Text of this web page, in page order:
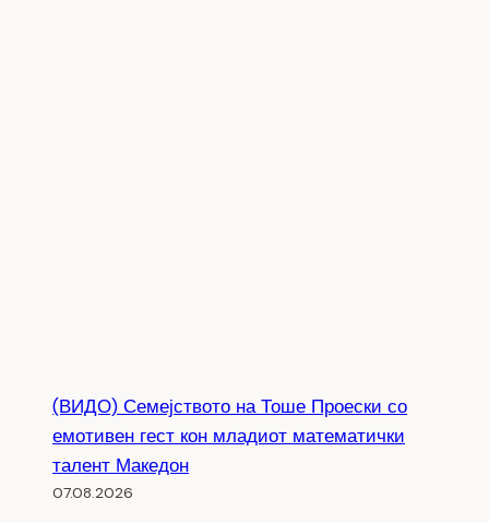
(ВИДО) Семејството на Тоше Проески со
емотивен гест кон младиот математички
талент Македон
07.08.2026